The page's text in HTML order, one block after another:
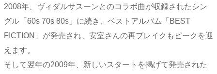
2008年、ヴィダルサスーンとのコラボ曲が収録されたシン
グル「60s 70s 80s」に続き、ベストアルバム「BEST
FICTION」が発売され、安室さんの再ブレイクもピークを迎
えます。
そして翌年の2009年、新しいスタートを掲げて発売された